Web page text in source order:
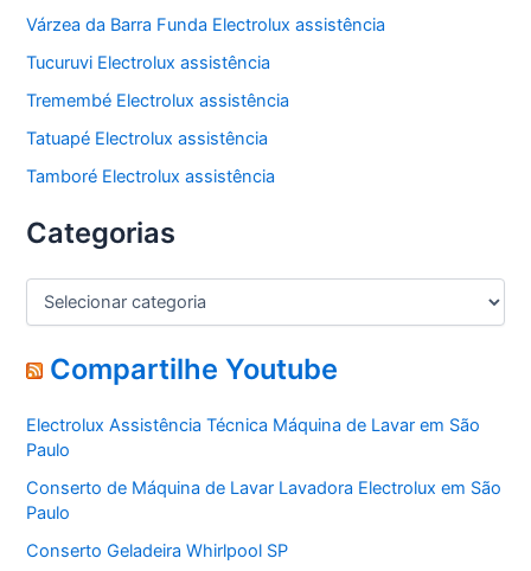
Várzea da Barra Funda Electrolux assistência
Tucuruvi Electrolux assistência
Tremembé Electrolux assistência
Tatuapé Electrolux assistência
Tamboré Electrolux assistência
Categorias
C
e
g
r
i
a
s
Compartilhe Youtube
Electrolux Assistência Técnica Máquina de Lavar em São
Paulo
Conserto de Máquina de Lavar Lavadora Electrolux em São
Paulo
Conserto Geladeira Whirlpool SP